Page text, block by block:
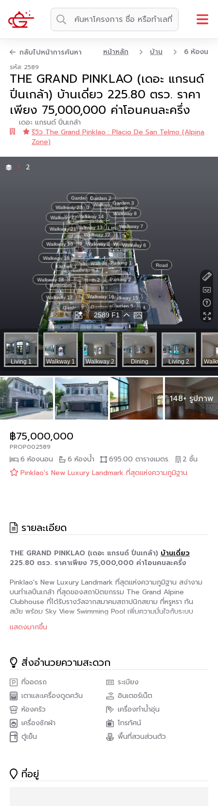
กลับไปหน้าการค้นหา หน้าหลัก บ้าน 6 ห้องนอน
รหัส: 2589
THE GRAND PINKLAO (เดอะ แกรนด์
ปิ่นเกล้า) บ้านเดี่ยว 225.80 ตรว. ราคา
เพียง 75,000,000 ค่าโอนคนละครึ่ง
เดอะ แกรนด์ ปิ่นเกล้า
รีวิว The Grand Pinklao : Placio De San Telmo (Alpina
Zone)
1 2
148+ รูปภาพ
฿75,000,000
PROP002589
6 ห้องนอน 6 ห้องน้ำ 695.00 ตารางเมตร.
2 ชั้น
Pinklao's New Luxury Landmark ที่สุดแห่งความภูมิฐาน
รายละเอียด
THE GRAND PINKLAO (เดอะ แกรนด์ ปิ่นเกล้า) บ้านเดี่ยว
225.80 ตรว. ราคาเพียง 75,000,000 ค่าโอนคนละครึ่ง
Pinklao's New Luxury Landmark ที่สุดแห่งความภูมิฐาน สง่างาม
บนทำเลปิ่นเกล้า ที่สุดของสถาปัตยกรรม The Grand Alpine
Clubhouse ที่ได้รับรางวัลจากสมาคมสถาปนิกสยาม ที่หรูหรา ทัน
สมัย พร้อม Sky View Swimming Pool เพิ่มความมั่นใจกับระบบ
รักษาความปลอดภัยถึง 3 ระดับ New Modern Approach ผ่าน
อาคาร Landmark The Grand Alpine Clubhouse โดดเด่นด้วย
Elegant Living จากรูปแบบบ้านที่มีเอกลักษณ์แบบ Simplified
Luxury เน้นความเรียบหรูจากรายละเอียดและวัสดุตกแต่ง รวมถึง
รูปแบบของการจัดวางสวนที่เปิดกว้างต่อมุมมองเพื่อสร้าง
Perception of Space ให้กับผู้อยู่อาศัย อัครสถานที่สมบูรณ์แบบ
ติดถนนใหญ่บรมราชชนนี The Grandปิ่นเกล้า Alpina ติดถนนบรม
ราชชนนี
🔅 Pool Villa บ้านใหม่ยังไม่เคยอยู่
🔅ทำเลดีมาก ใกล้สวนส่วนกลางทั้ง 2สวน
แสดงมากขึ้น
สิ่งอำนวยความสะดวก
ที่จอดรถ
ระเบียง
เตาและเครื่องดูดควัน
อินเตอร์เน็ต
ห้องครัว
เครื่องทำน้ำอุ่น
เครื่องซักผ้า
โทรทัศน์
ตู้เย็น
พื้นที่สวนส่วนตัว
ที่อยู่